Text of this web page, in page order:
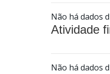
Não há dados
Atividade
Não há dados